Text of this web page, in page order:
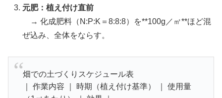
元肥：植え付け直前
→ 化成肥料（N:P:K＝8:8:8）を**100g／㎡**ほど混
ぜ込み、全体をならす。
畑での土づくりスケジュール表
｜ 作業内容 ｜ 時期（植え付け基準） ｜ 使用量